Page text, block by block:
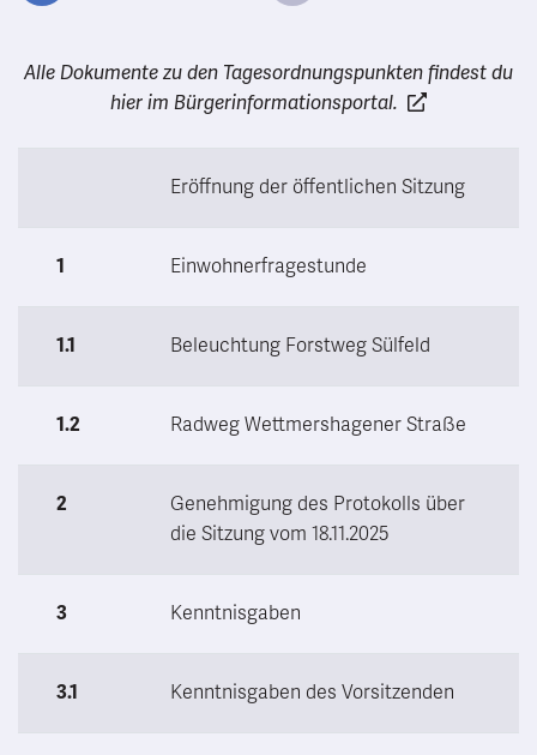
Alle Dokumente zu den Tagesordnungspunkten findest du
hier im Bürgerinformationsportal.
Eröffnung der öffentlichen Sitzung
1 Einwohnerfragestunde
1.1 Beleuchtung Forstweg Sülfeld
1.2 Radweg Wettmershagener Straße
2
Genehmigung des Protokolls über
die Sitzung vom 18.11.2025
3 Kenntnisgaben
3.1 Kenntnisgaben des Vorsitzenden